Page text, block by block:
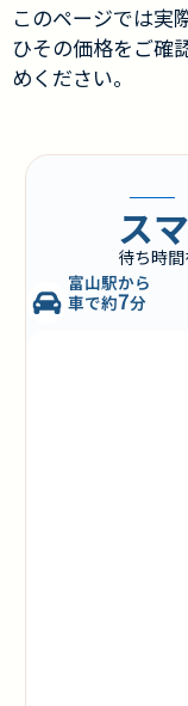
このページでは実
ひその価格をご確
めください。
ス
待ち時間
富山駅から
車で約7分